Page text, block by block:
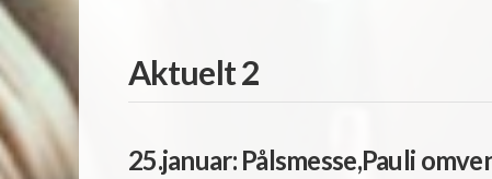
Aktuelt 2
25.januar: Pålsmesse,Pauli